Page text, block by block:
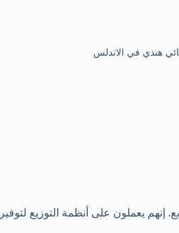
هندي في الاندلس
إنهم يعملون على أنظمة التوزيع